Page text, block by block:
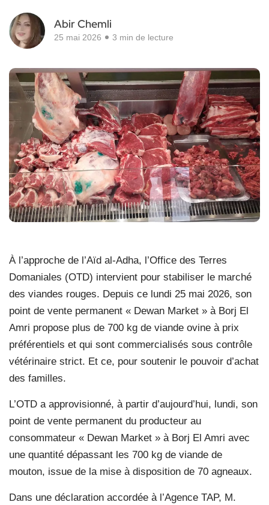
Abir Chemli
25 mai 2026 3 min de lecture
À l’approche de l’Aïd al-Adha, l’Office des Terres
Domaniales (OTD) intervient pour stabiliser le marché
des viandes rouges. Depuis ce lundi 25 mai 2026, son
point de vente permanent « Dewan Market » à Borj El
Amri propose plus de 700 kg de viande ovine à prix
préférentiels et qui sont commercialisés sous contrôle
vétérinaire strict. Et ce, pour soutenir le pouvoir d’achat
des familles.
L’OTD a approvisionné, à partir d’aujourd’hui, lundi, son
point de vente permanent du producteur au
consommateur « Dewan Market » à Borj El Amri avec
une quantité dépassant les 700 kg de viande de
mouton, issue de la mise à disposition de 70 agneaux.
Dans une déclaration accordée à l’Agence TAP, M.